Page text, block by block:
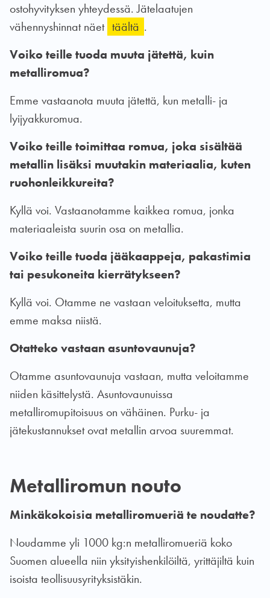
ostohyvityksen yhteydessä. Jätelaatujen
vähennyshinnat näet täältä .
Voiko teille tuoda muuta jätettä, kuin
metalliromua?
Emme vastaanota muuta jätettä, kun metalli- ja
lyijyakkuromua.
Voiko teille toimittaa romua, joka sisältää
metallin lisäksi muutakin materiaalia, kuten
ruohonleikkureita?
Kyllä voi. Vastaanotamme kaikkea romua, jonka
materiaaleista suurin osa on metallia.
Voiko teille tuoda jääkaappeja, pakastimia
tai pesukoneita kierrätykseen?
Kyllä voi. Otamme ne vastaan veloituksetta, mutta
emme maksa niistä.
Otatteko vastaan asuntovaunuja?
Otamme asuntovaunuja vastaan, mutta veloitamme
niiden käsittelystä. Asuntovaunuissa
metalliromupitoisuus on vähäinen. Purku- ja
jätekustannukset ovat metallin arvoa suuremmat.
Metalliromun nouto
Minkäkokoisia metalliromueriä te noudatte?
Noudamme yli 1000 kg:n metalliromueriä koko
Suomen alueella niin yksityishenkilöiltä, yrittäjiltä kuin
isoista teollisuusyrityksistäkin.